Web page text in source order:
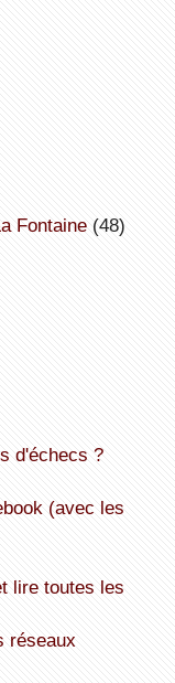
Fontaine(48)
d'échecs ?